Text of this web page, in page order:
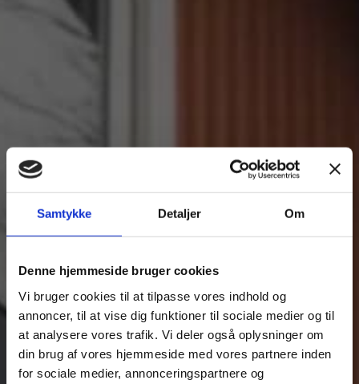
Samtykke Detaljer Om
Denne hjemmeside bruger cookies
Vi bruger cookies til at tilpasse vores indhold og
annoncer, til at vise dig funktioner til sociale medier og til
at analysere vores trafik. Vi deler også oplysninger om
din brug af vores hjemmeside med vores partnere inden
for sociale medier, annonceringspartnere og